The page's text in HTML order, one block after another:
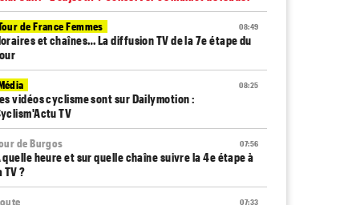
08:49
de France Femmes
et chaînes… La diffusion TV de la 7e étape du
08:25
vidéos cyclisme sont sur Dailymotion :
TV
07:56
de Burgos
quelle heure et sur quelle chaîne suivre la 4e étape à
TV ?
07:33